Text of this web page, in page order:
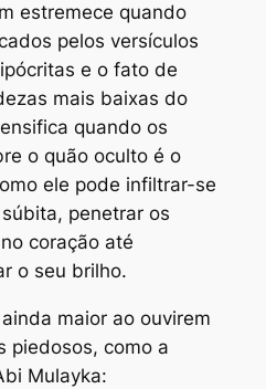
estremece quando
pelos versículos
e o fato de
mais baixas do
quando os
o quão oculto é o
ele pode infiltrar-se
penetrar os
coração até
o seu brilho.
maior ao ouvirem
piedosos, como a
Mulayka: